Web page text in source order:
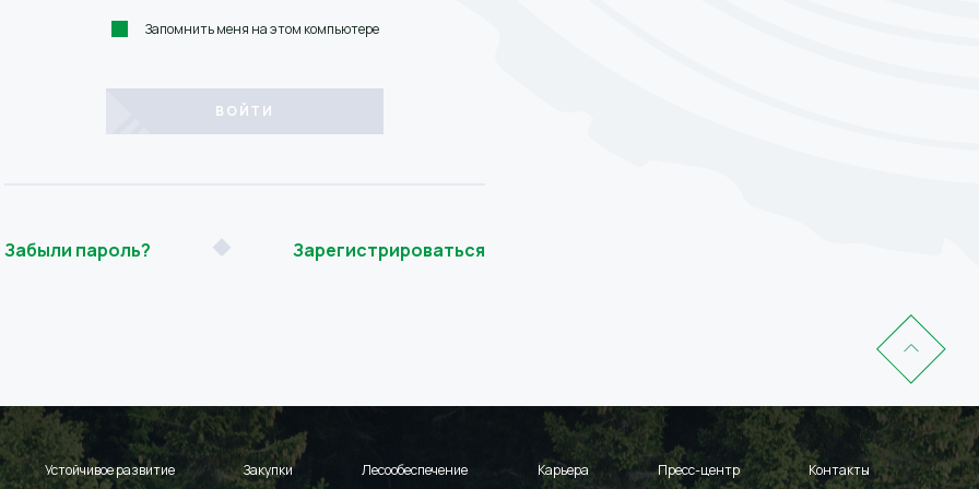
Запомнить меня на этом компьютере
Забыли пароль? Зарегистрироваться
Устойчивое развитие Закупки Лесообеспечение Карьера Пресс-центр Контакты